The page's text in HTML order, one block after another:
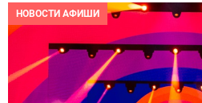
НОВОСТИ АФИШИ